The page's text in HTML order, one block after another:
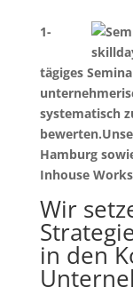
1-
tägiges
systematisch
Hamburg
Inhouse
Wir
in den